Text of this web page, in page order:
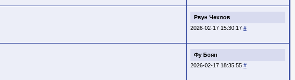
Рвун Чехлов
2026-02-17 15:30:17 #
Фу Боян
2026-02-17 18:35:55 #